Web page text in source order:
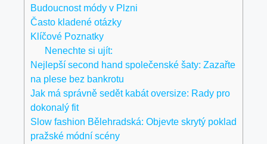
Budoucnost módy v Plzni
Často kladené otázky
Klíčové Poznatky
Nenechte si ujít:
Nejlepší second hand společenské šaty: Zazařte
na plese bez bankrotu
Jak má správně sedět kabát oversize: Rady pro
dokonalý fit
Slow fashion Bělehradská: Objevte skrytý poklad
pražské módní scény